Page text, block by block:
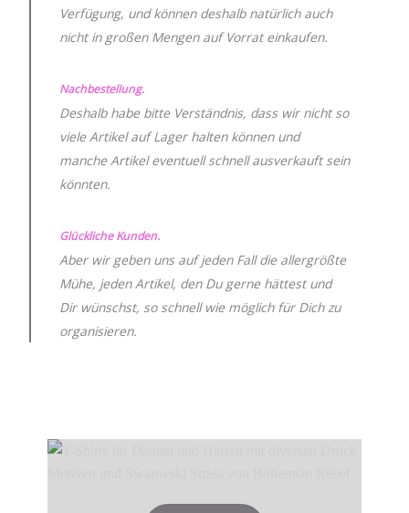
Verfügung, und können deshalb natürlich auch
nicht in großen Mengen auf Vorrat einkaufen.
Nachbestellung.
Deshalb habe bitte Verständnis, dass wir nicht so
viele Artikel auf Lager halten können und
manche Artikel eventuell schnell ausverkauft sein
könnten.
Glückliche Kunden.
Aber wir geben uns auf jeden Fall die allergrößte
Mühe, jeden Artikel, den Du gerne hättest und
Dir wünschst, so schnell wie möglich für Dich zu
organisieren.